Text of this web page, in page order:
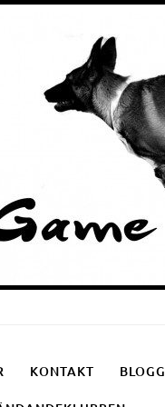
KONTAKT BLOGG